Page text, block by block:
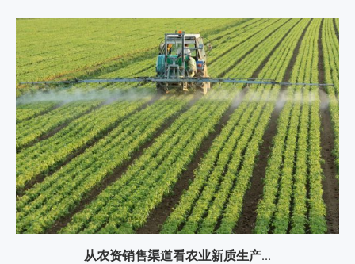
从农资销售渠道看农业新质生产...